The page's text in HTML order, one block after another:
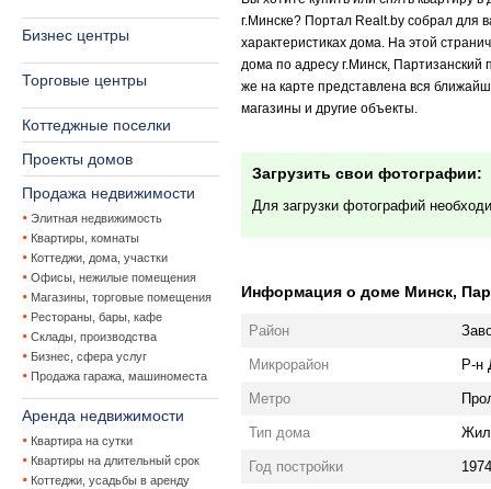
Бизнес центры
Торговые центры
Коттеджные поселки
Проекты домов
Продажа недвижимости
Элитная недвижимость
Квартиры, комнаты
Коттеджи, дома, участки
Офисы, нежилые помещения
Магазины, торговые помещения
Рестораны, бары, кафе
Склады, производства
Бизнес, сфера услуг
Продажа гаража, машиноместа
Аренда недвижимости
Квартира на сутки
Квартиры на длительный срок
Коттеджи, усадьбы в аренду
г.Минске? Портал Realt.by собрал
характеристиках дома. На этой
дома по адресу г.Минск, Партизанский
же на карте представлена вся
магазины и другие объекты.
Загрузить свои фотографии:
Для загрузки фотографий
Информация о доме Минск,
Район
Микрорайон Р-н
Метро
Тип дома
Год постройки 1974